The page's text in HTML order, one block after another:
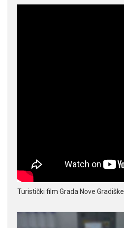
Turistički film Grada Nove Gradiške